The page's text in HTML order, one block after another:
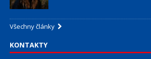
Všechny články
KONTAKTY